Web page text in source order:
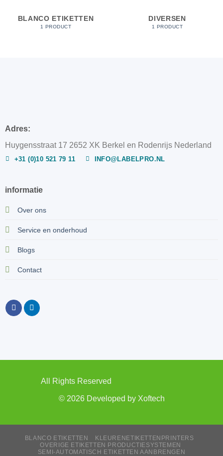
BLANCO ETIKETTEN
1 PRODUCT
DIVERSEN
1 PRODUCT
Adres:
Huygensstraat 17 2652 XK Berkel en Rodenrijs Nederland
+31 (0)10 521 79 11 INFO@LABELPRO.NL
informatie
Over ons
Service en onderhoud
Blogs
Contact
© 2026 Developed by Xoftech
All Rights Reserved
BLANCO ETIKETTEN
KLEURENETIKETTENPRINTERS
OVERIGE ETIKETTEN PRODUCTIESYSTEMEN
SEMI-AUTOMATISCH ETIKETTEN AANBRENGEN